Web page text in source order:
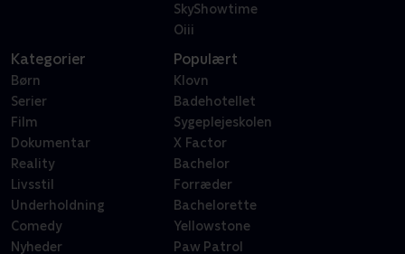
SkyShowtime
Oiii
Kategorier
Børn
Serier
Film
Dokumentar
Reality
Livsstil
Underholdning
Comedy
Nyheder
Populært
Klovn
Badehotellet
Sygeplejeskolen
X Factor
Bachelor
Forræder
Bachelorette
Yellowstone
Paw Patrol